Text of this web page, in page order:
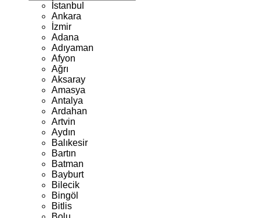
İstanbul
Ankara
İzmir
Adana
Adıyaman
Afyon
Ağrı
Aksaray
Amasya
Antalya
Ardahan
Artvin
Aydın
Balıkesir
Bartın
Batman
Bayburt
Bilecik
Bingöl
Bitlis